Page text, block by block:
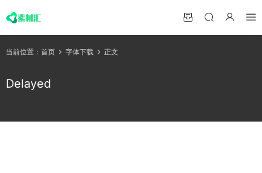
当前位置： 首页 字体下载 正文
Delayed